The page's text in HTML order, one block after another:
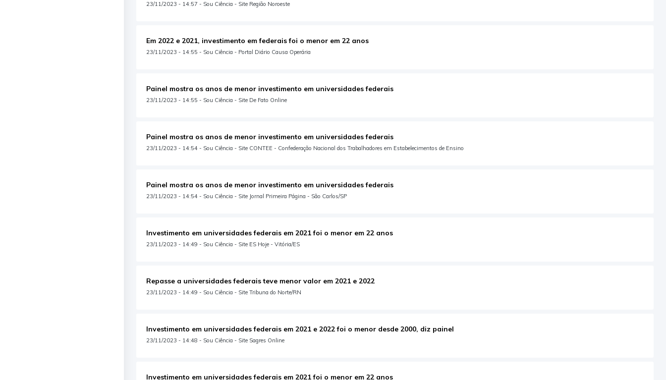
23/11/2023 - 14:57 - Sou Ciência - Site Região Noroeste
Em 2022 e 2021, investimento em federais foi o menor em 22 anos
23/11/2023 - 14:55 - Sou Ciência - Portal Diário Causa Operária
Painel mostra os anos de menor investimento em universidades federais
23/11/2023 - 14:55 - Sou Ciência - Site De Fato Online
Painel mostra os anos de menor investimento em universidades federais
23/11/2023 - 14:54 - Sou Ciência - Site CONTEE - Confederação Nacional dos Trabalhadores em Estabelecimentos de Ensino
Painel mostra os anos de menor investimento em universidades federais
23/11/2023 - 14:54 - Sou Ciência - Site Jornal Primeira Página - São Carlos/SP
Investimento em universidades federais em 2021 foi o menor em 22 anos
23/11/2023 - 14:49 - Sou Ciência - Site ES Hoje - Vitória/ES
Repasse a universidades federais teve menor valor em 2021 e 2022
23/11/2023 - 14:49 - Sou Ciência - Site Tribuna do Norte/RN
Investimento em universidades federais em 2021 e 2022 foi o menor desde 2000, diz painel
23/11/2023 - 14:48 - Sou Ciência - Site Sagres Online
Investimento em universidades federais em 2021 foi o menor em 22 anos